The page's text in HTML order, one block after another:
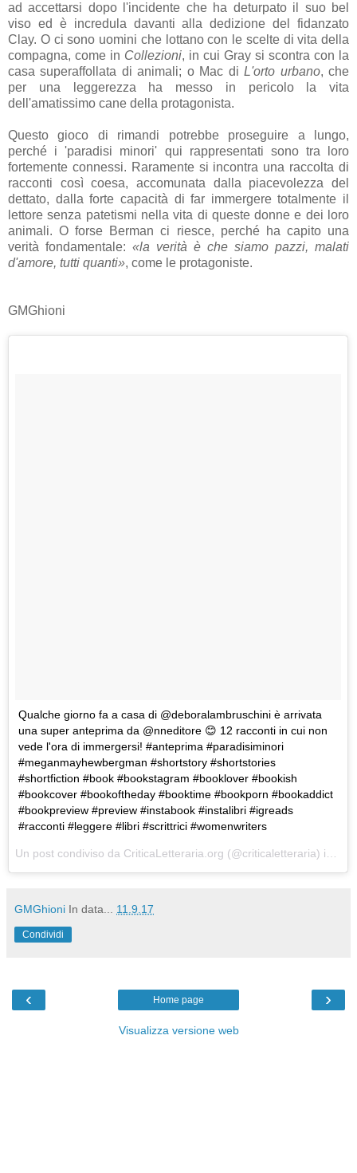
ad accettarsi dopo l'incidente che ha deturpato il suo bel
viso ed è incredula davanti alla dedizione del fidanzato
Clay. O ci sono uomini che lottano con le scelte di vita della
compagna, come in Collezioni, in cui Gray si scontra con la
casa superaffollata di animali; o Mac diL'orto urbano, che
per una leggerezza ha messo in pericolo la vita
dell'amatissimo cane della protagonista.
Questo gioco di rimandi potrebbe proseguire a lungo,
perché i 'paradisi minori' qui rappresentati sono tra loro
fortemente connessi. Raramente si incontra una raccolta di
racconti così coesa, accomunata dalla piacevolezza del
dettato, dalla forte capacità di far immergere totalmente il
lettore senza patetismi nella vita di queste donne e dei loro
animali. O forse Berman ci riesce, perché ha capito una
verità fondamentale: «la verità è che siamo pazzi, malati
d'amore, tutti quanti», come le protagoniste.
GMGhioni
Qualche giorno fa a casa di @deboralambruschini è arrivata
una super anteprima da @nneditore 😊 12 racconti in cui non
vede l'ora di immergersi! #anteprima #paradisiminori
#meganmayhewbergman #shortstory #shortstories
#shortfiction #book #bookstagram #booklover #bookish
#bookcover #bookoftheday #booktime #bookporn #bookaddict
#bookpreview #preview #instabook #instalibri #igreads
#racconti #leggere #libri #scrittrici #womenwriters
Un post condiviso da CriticaLetteraria.org (@criticaletteraria) in data:
GMGhioni In data... 11.9.17
Condividi
‹ ›
Home page
Visualizza versione web